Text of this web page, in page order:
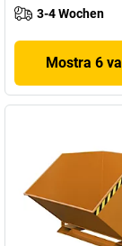
3-4 Wochen
Mostra 6